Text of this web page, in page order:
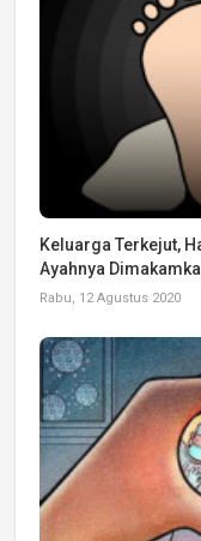
Keluarga Terkejut,
Ayahnya
Rabu, 12 Agustus 2020